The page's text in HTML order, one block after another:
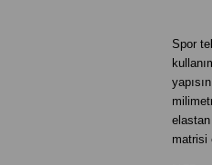
Spor
matrisi